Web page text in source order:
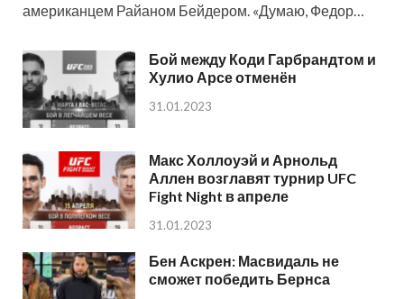
американцем Райаном Бейдером. «Думаю, Федор…
Бой между Коди Гарбрандтом и
Хулио Арсе отменён
31.01.2023
Макс Холлоуэй и Арнольд
Аллен возглавят турнир UFC
Fight Night в апреле
31.01.2023
Бен Аскрен: Масвидаль не
сможет победить Бернса